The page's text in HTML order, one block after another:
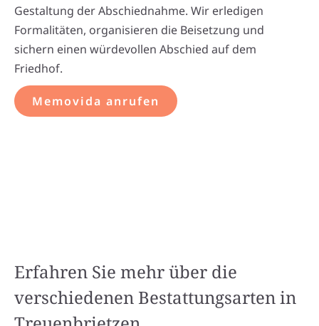
Gestaltung der Abschiednahme. Wir erledigen
Formalitäten, organisieren die Beisetzung und
sichern einen würdevollen Abschied auf dem
Friedhof.
Memovida anrufen
Erfahren Sie mehr über die
verschiedenen Bestattungsarten in